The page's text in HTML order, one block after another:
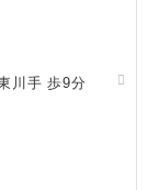
川手 歩9分